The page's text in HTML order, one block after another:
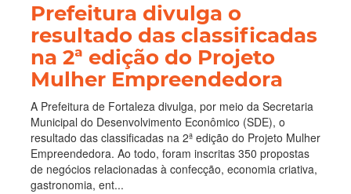
Prefeitura divulga o
resultado das classificadas
na 2ª edição do Projeto
Mulher Empreendedora
A Prefeitura de Fortaleza divulga, por meio da Secretaria
Municipal do Desenvolvimento Econômico (SDE), o
resultado das classificadas na 2ª edição do Projeto Mulher
Empreendedora. Ao todo, foram inscritas 350 propostas
de negócios relacionadas à confecção, economia criativa,
gastronomia, ent...